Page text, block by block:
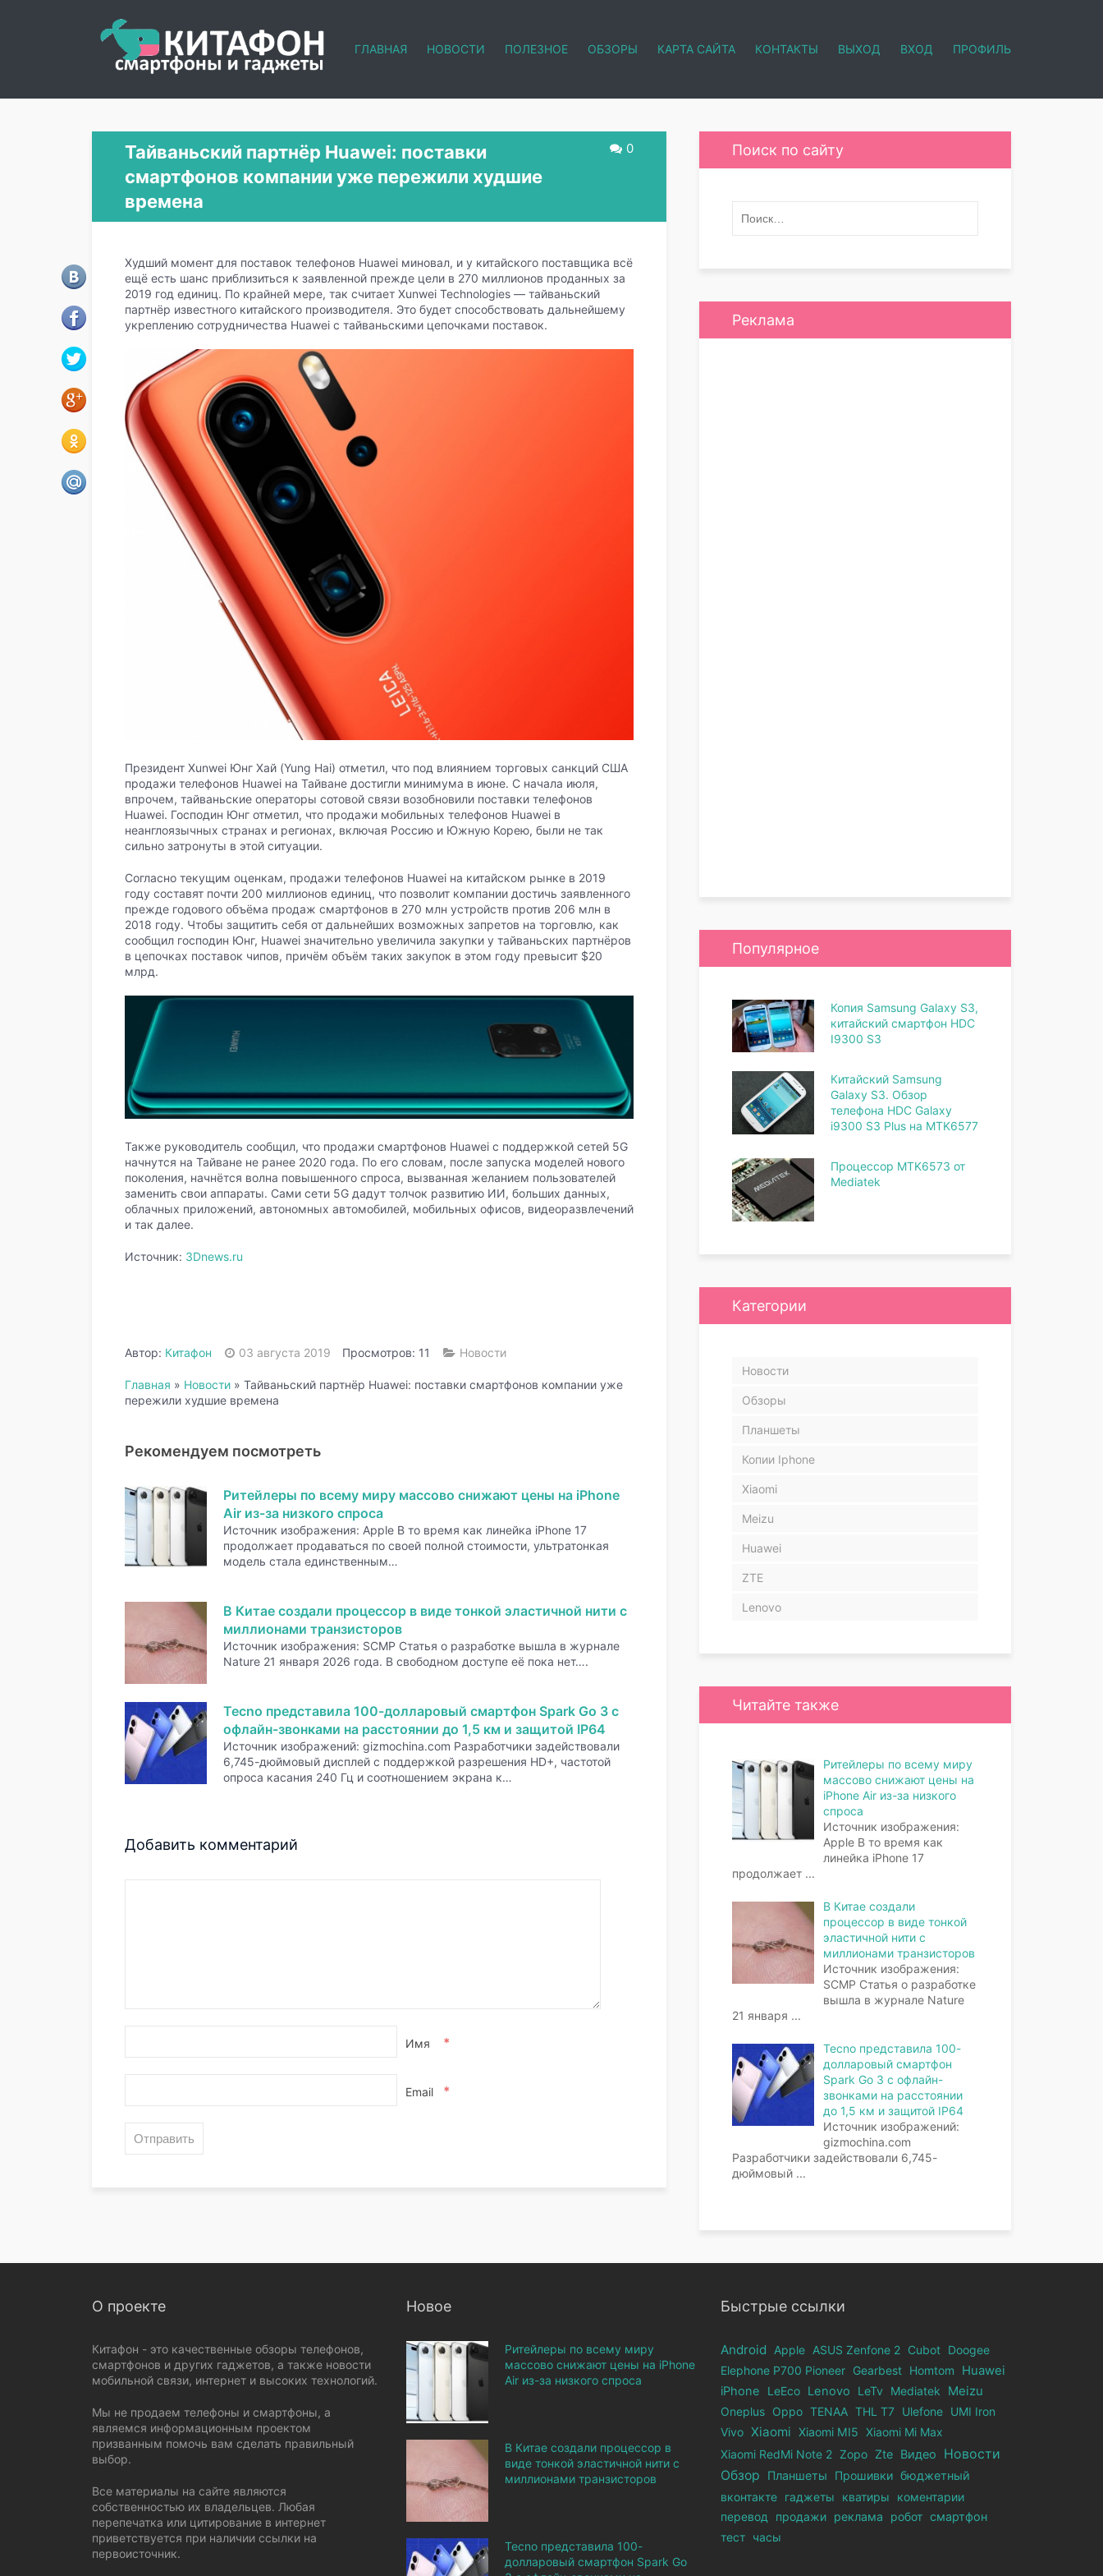
ГЛАВНАЯ НОВОСТИ ПОЛЕЗНОЕ ОБЗОРЫ КАРТА САЙТА КОНТАКТЫ ВЫХОД ВХОД ПРОФИЛЬ
0
Тайваньский партнёр Huawei: поставки
смартфонов компании уже пережили худшие
времена
Худший момент для поставок телефонов Huawei миновал, и у китайского поставщика всё
ещё есть шанс приблизиться к заявленной прежде цели в 270 миллионов проданных за
2019 год единиц. По крайней мере, так считает Xunwei Technologies — тайваньский
партнёр известного китайского производителя. Это будет способствовать дальнейшему
укреплению сотрудничества Huawei с тайваньскими цепочками поставок.
Президент Xunwei Юнг Хай (Yung Hai) отметил, что под влиянием торговых санкций США
продажи телефонов Huawei на Тайване достигли минимума в июне. С начала июля,
впрочем, тайваньские операторы сотовой связи возобновили поставки телефонов
Huawei. Господин Юнг отметил, что продажи мобильных телефонов Huawei в
неанглоязычных странах и регионах, включая Россию и Южную Корею, были не так
сильно затронуты в этой ситуации.
Согласно текущим оценкам, продажи телефонов Huawei на китайском рынке в 2019
году составят почти 200 миллионов единиц, что позволит компании достичь заявленного
прежде годового объёма продаж смартфонов в 270 млн устройств против 206 млн в
2018 году. Чтобы защитить себя от дальнейших возможных запретов на торговлю, как
сообщил господин Юнг, Huawei значительно увеличила закупки у тайваньских партнёров
в цепочках поставок чипов, причём объём таких закупок в этом году превысит $20
млрд.
Также руководитель сообщил, что продажи смартфонов Huawei с поддержкой сетей 5G
начнутся на Тайване не ранее 2020 года. По его словам, после запуска моделей нового
поколения, начнётся волна повышенного спроса, вызванная желанием пользователей
заменить свои аппараты. Сами сети 5G дадут толчок развитию ИИ, больших данных,
облачных приложений, автономных автомобилей, мобильных офисов, видеоразвлечений
и так далее.
Источник: 3Dnews.ru
Автор: Китафон 03 августа 2019 Просмотров: 11 Новости
Главная » Новости » Тайваньский партнёр Huawei: поставки смартфонов компании уже
пережили худшие времена
Рекомендуем посмотреть
Ритейлеры по всему миру массово снижают цены на iPhone
Air из-за низкого спроса
Источник изображения: Apple В то время как линейка iPhone 17
продолжает продаваться по своей полной стоимости, ультратонкая
модель стала единственным…
В Китае создали процессор в виде тонкой эластичной нити с
миллионами транзисторов
Источник изображения: SCMP Статья о разработке вышла в журнале
Nature 21 января 2026 года. В свободном доступе её пока нет….
Tecno представила 100-долларовый смартфон Spark Go 3 с
офлайн-звонками на расстоянии до 1,5 км и защитой IP64
Источник изображений: gizmochina.com Разработчики задействовали
6,745-дюймовый дисплей с поддержкой разрешения HD+, частотой
опроса касания 240 Гц и соотношением экрана к…
Добавить комментарий
Имя *
Email *
Поиск по сайту
Реклама
Популярное
Копия Samsung Galaxy S3,
китайский смартфон HDC
I9300 S3
Китайский Samsung
Galaxy S3. Обзор
телефона HDC Galaxy
i9300 S3 Plus на MTK6577
Процессор MTK6573 от
Mediatek
Категории
Новости
Обзоры
Планшеты
Копии Iphone
Xiaomi
Meizu
Huawei
ZTE
Lenovo
Читайте также
Ритейлеры по всему миру
массово снижают цены на
iPhone Air из-за низкого
спроса
Источник изображения:
Apple В то время как
линейка iPhone 17
продолжает ...
В Китае создали
процессор в виде тонкой
эластичной нити с
миллионами транзисторов
Источник изображения:
SCMP Статья о разработке
вышла в журнале Nature
21 января ...
Tecno представила 100-
долларовый смартфон
Spark Go 3 с офлайн-
звонками на расстоянии
до 1,5 км и защитой IP64
Источник изображений:
gizmochina.com
Разработчики задействовали 6,745-
дюймовый ...
О проекте
Китафон - это качественные обзоры телефонов,
смартфонов и других гаджетов, а также новости
мобильной связи, интернет и высоких технологий.
Мы не продаем телефоны и смартфоны, а
являемся информационным проектом
призванным помочь вам сделать правильный
выбор.
Все материалы на сайте являются
собственностью их владельцев. Любая
перепечатка или цитирование в интернет
приветствуется при наличии ссылки на
первоисточник.
Новое
Ритейлеры по всему миру
массово снижают цены на iPhone
Air из-за низкого спроса
В Китае создали процессор в
виде тонкой эластичной нити с
миллионами транзисторов
Tecno представила 100-
долларовый смартфон Spark Go
Быстрые ссылки
Android Apple ASUS Zenfone 2 Cubot Doogee
Elephone Р700 Pioneer Gearbest Homtom
Huawei
iPhone
LeEco Lenovo LeTv Mediatek Meizu
Oneplus Oppo TENAA THL T7 Ulefone UMI Iron
Vivo Xiaomi Xiaomi MI5 Xiaomi Mi Max
Xiaomi RedMi Note 2 Zopo Zte Видео Новости
Обзор Планшеты Прошивки бюджетный
вконтакте гаджеты кватиры
коментарии
перевод
продажи реклама робот смартфон
тест часы